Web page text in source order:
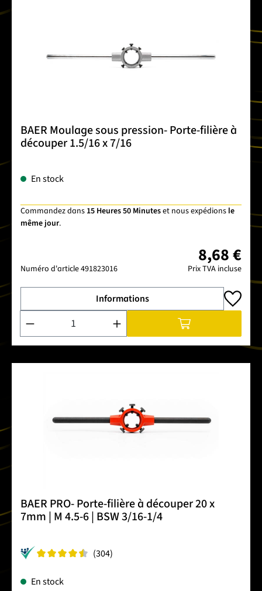
BAER Moulage sous pression- Porte-filière à
découper 1.5/16 x 7/16
En stock
Commandez dans 15 Heures 50 Minuteset nous expédions le
même jour.
Numéro d'article491823016
8,68 €
Prix TVA incluse
Informations
Quantité de produit : Entrez la quantité souhaitée ou
BAER PRO- Porte-filière à découper 20 x
7mm | M 4.5-6 | BSW 3/16-1/4
(304)
En stock